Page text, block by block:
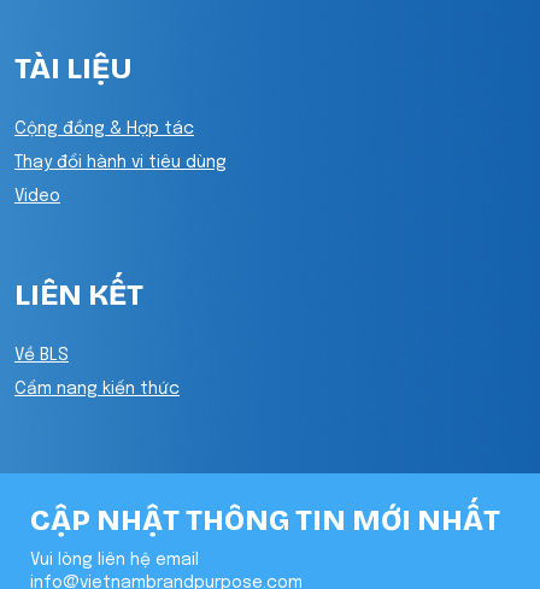
TÀI LIỆU
Cộng đồng & Hợp tác
Thay đổi hành vi tiêu dùng
Video
LIÊN KẾT
Về BLS
Cẩm nang kiến thức
CẬP NHẬT THÔNG TIN MỚI NHẤT
Vui lòng liên hệ email
info@vietnambrandpurpose.com